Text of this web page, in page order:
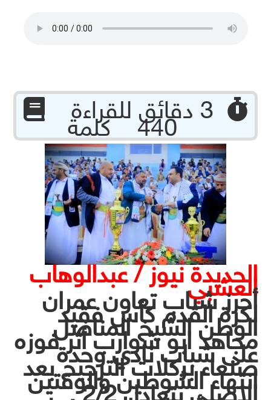
440 كلمة
الحديدة نيوز / عبدالوهاب
العشبي
أحرز شباب تعاون عمران
لكرة القدم كأس فقيد
الوطن الشيخ المناضل
مجاهد ابو شوارب أثر فوزه
على شباب نادي وحدة
صنعاء بركلات الترجيح بعد
انتهاء الشوطين والوقتين